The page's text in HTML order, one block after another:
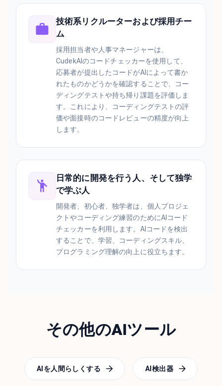
技術系リクルーターおよび採用チー
ム
採用担当者や人事マネージャーは、
CudekAIのコードチェッカーを使用して、
応募者が提出したコードがAIによって書か
れたものかどうかを確認することで、コー
ディングテストや持ち帰り課題を評価しま
す。これにより、コーディングテストの評
価や面接時のコードレビューの精度が向上
します。
日常的に開発を行う人、そして独学
で学ぶ人
開発者、初心者、独学者は、個人プロジェ
クトやコーディング練習のためにAIコード
チェッカーを利用します。AIコードを検出
することで、学習、コーディングスキル、
プログラミング理解の向上に役立ちます。
その他のAIツール
AIを人間らしくする AI検出器